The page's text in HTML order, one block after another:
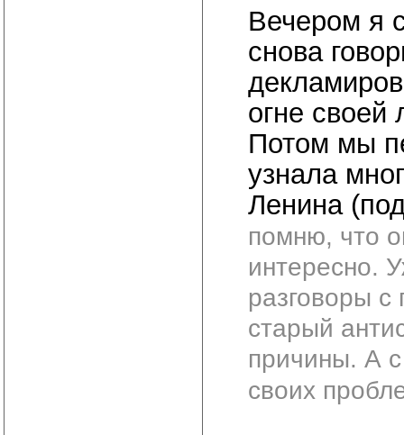
Вечером я
снова
огне своей
Потом мы
узнала
Ленина
помню, что
интересно.
разговоры
старый
причины. А с
своих